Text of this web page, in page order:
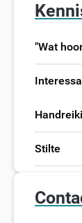
"Wat
Stilte